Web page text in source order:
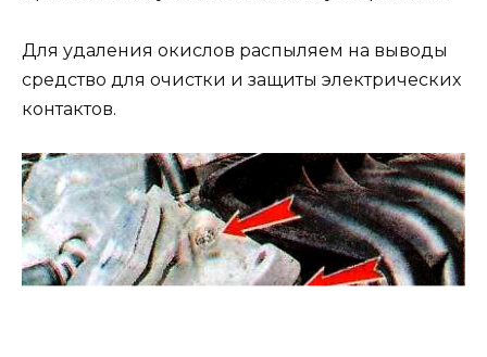
Для удаления окислов распыляем на выводы
средство для очистки и защиты электрических
контактов.